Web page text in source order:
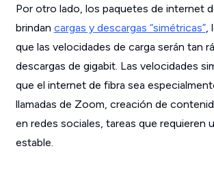
Por otro lado, los paquetes de internet
brindan cargas y descargas “simétricas”,
que las velocidades de carga serán tan
descargas de gigabit. Las velocidades
que el internet de fibra sea
llamadas de Zoom, creación de
en redes sociales, tareas que requieren
estable.